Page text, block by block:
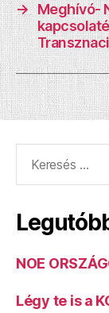
→ Meghívó-
NOE
Légy te is a